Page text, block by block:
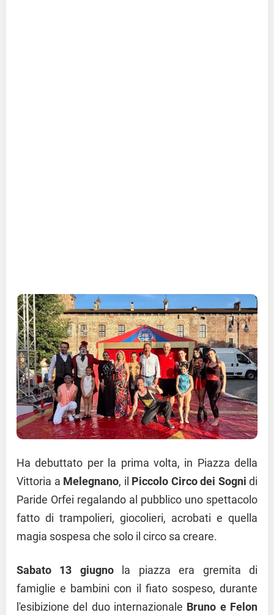
Ha debuttato per la prima volta, in Piazza della
Vittoria a Melegnano, il Piccolo Circo dei Sogni di
Paride Orfei regalando al pubblico uno spettacolo
fatto di trampolieri, giocolieri, acrobati e quella
magia sospesa che solo il circo sa creare.
Sabato 13 giugnola piazza era gremita di
famiglie e bambini con il fiato sospeso, durante
l'esibizione del duo internazionale Bruno e Felon